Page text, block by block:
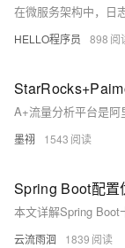
HELLO程序员 898
墨祤 1543
云流雨洄 1839